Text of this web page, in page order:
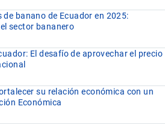
banano de Ecuador en 2025:
sector bananero
El desafío de aprovechar el precio
su relación económica con un
Económica